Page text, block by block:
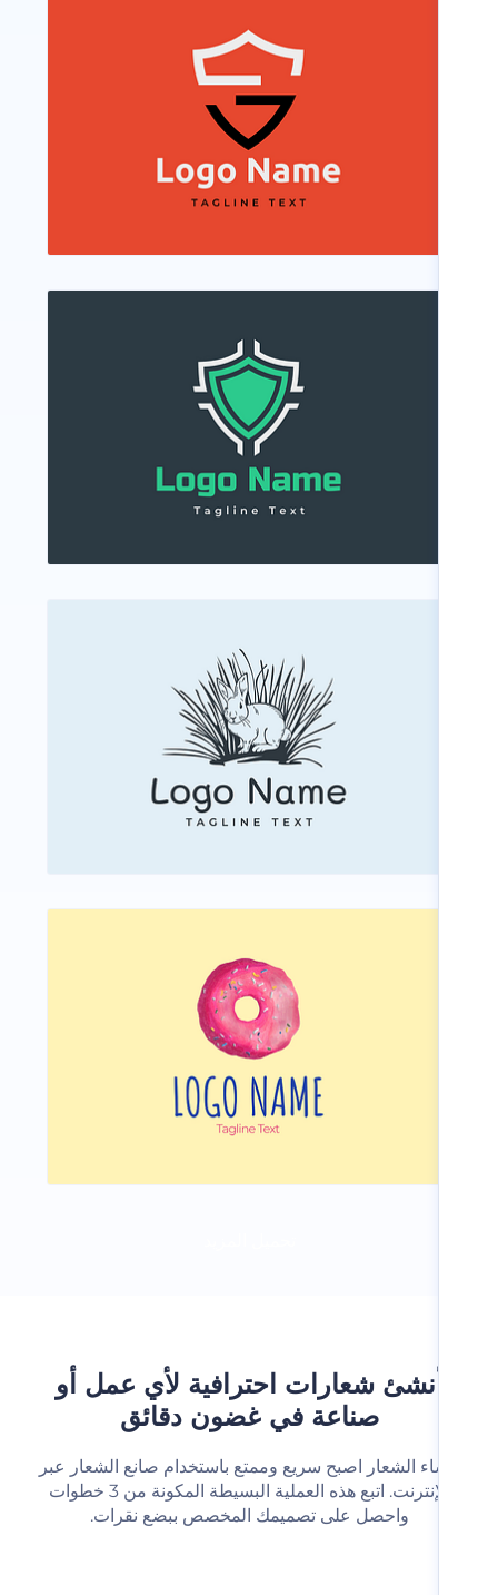
شعارات احترافية لأي عمل أو
صناعة في غضون دقائق
الشعار اصبح سريع وممتع باستخدام صانع الشعار عبر
الإنترنت. اتبع هذه العملية البسيطة المكونة من 3 خطوات
واحصل على تصميمك المخصص ببضع نقرات.‬